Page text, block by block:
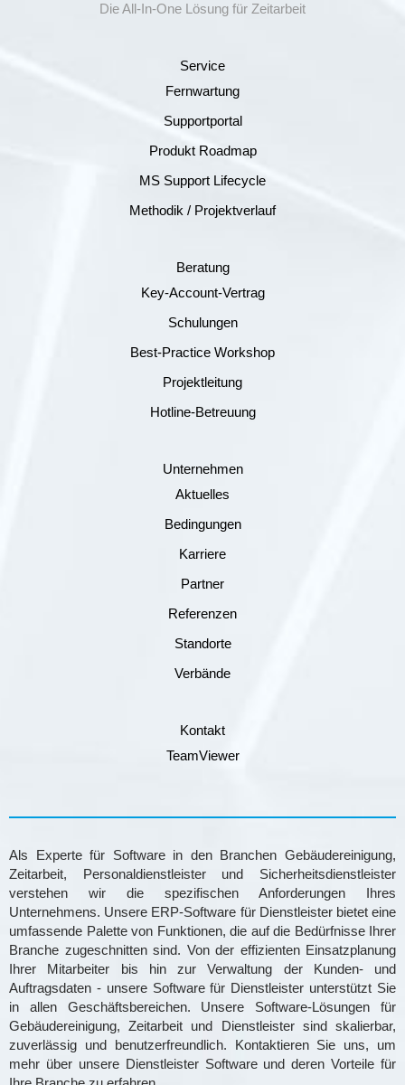
Die All-In-One Lösung für Zeitarbeit
Service
Fernwartung
Supportportal
Produkt Roadmap
MS Support Lifecycle
Methodik / Projektverlauf
Beratung
Key-Account-Vertrag
Schulungen
Best-Practice Workshop
Projektleitung
Hotline-Betreuung
Unternehmen
Aktuelles
Bedingungen
Karriere
Partner
Referenzen
Standorte
Verbände
Kontakt
TeamViewer
Als Experte für Software in den Branchen Gebäudereinigung,
Zeitarbeit, Personaldienstleister und Sicherheitsdienstleister
verstehen wir die spezifischen Anforderungen Ihres
Unternehmens. Unsere ERP-Software für Dienstleister bietet eine
umfassende Palette von Funktionen, die auf die Bedürfnisse Ihrer
Branche zugeschnitten sind. Von der effizienten Einsatzplanung
Ihrer Mitarbeiter bis hin zur Verwaltung der Kunden- und
Auftragsdaten - unsere Software für Dienstleister unterstützt Sie
in allen Geschäftsbereichen. Unsere Software-Lösungen für
Gebäudereinigung, Zeitarbeit und Dienstleister sind skalierbar,
zuverlässig und benutzerfreundlich. Kontaktieren Sie uns, um
mehr über unsere Dienstleister Software und deren Vorteile für